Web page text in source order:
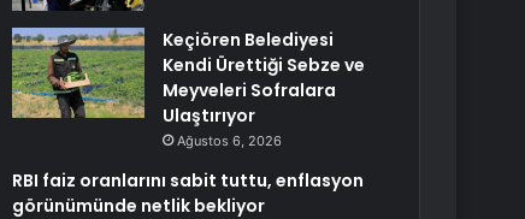
Keçiören Belediyesi
Kendi Ürettiği Sebze ve
Meyveleri Sofralara
Ulaştırıyor
Ağustos 6, 2026
RBI faiz oranlarını sabit tuttu, enflasyon
görünümünde netlik bekliyor